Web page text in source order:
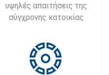
υψηλές απαιτήσεις της
σύγχρονης κατοικίας